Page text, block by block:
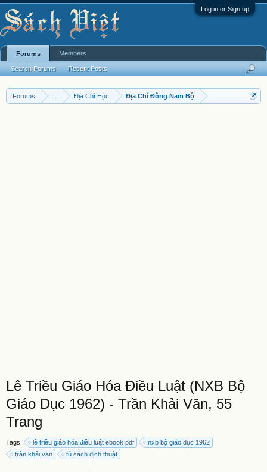
Log in or Sign up
Forums Địa Chí Học Địa Chí Đông Nam Bộ
Lê Triều Giáo Hóa Điều Luật (NXB Bộ
Giáo Dục 1962) - Trần Khải Văn, 55
Trang
Tags: lê triều giáo hóa điều luật ebook pdf
nxb bộ giáo dục 1962
trần khải văn
tủ sách dịch thuật
Forums
Search Forums Recent Posts
Members